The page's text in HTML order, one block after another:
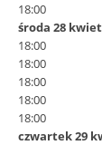
18:00
środa 28
18:00
18:00
18:00
18:00
18:00
czwartek 29